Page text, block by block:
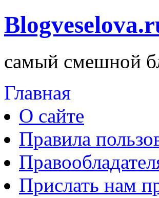
самый смешной
Главная
О сайте
Правила
Прислать нам